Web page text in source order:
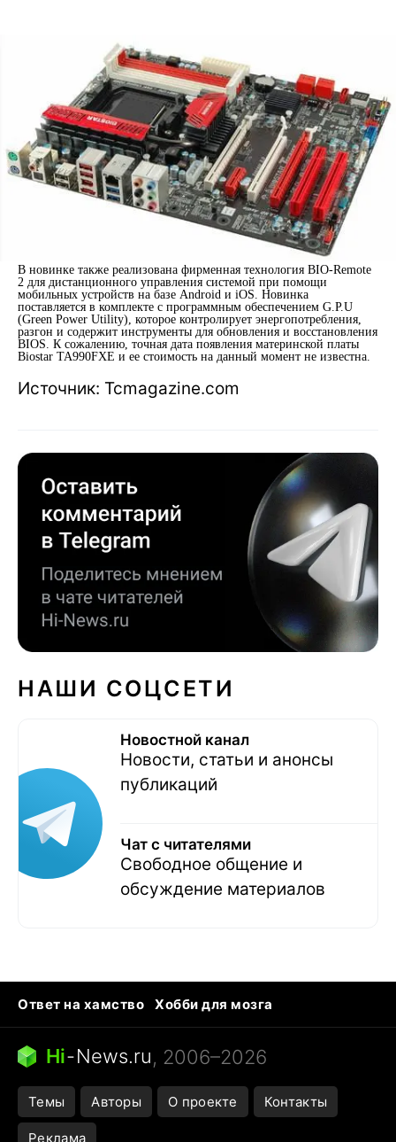
В новинке также реализована фирменная технология BIO-Remote
2 для дистанционного управления системой при помощи
мобильных устройств на базе Android и iOS. Новинка
поставляется в комплекте с программным обеспечением G.P.U
(Green Power Utility), которое контролирует энергопотребления,
разгон и содержит инструменты для обновления и восстановления
BIOS. К сожалению, точная дата появления материнской платы
Biostar TA990FXE и ее стоимость на данный момент не известна.
Источник: Tcmagazine.com
НАШИ СОЦСЕТИ
Новостной канал
Новости, статьи и анонсы
публикаций
Чат с читателями
Свободное общение и
обсуждение материалов
Ответ на хамство
Хобби для мозга
Бензин 100 и 95
Тунцы в океанариуме
Следующая пандемия
Hi-News.ru, 2006–2026
Темы Авторы О проекте Контакты
Реклама